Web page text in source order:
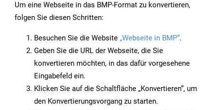
Um eine Webseite in das BMP-Format zu konvertieren,
folgen Sie diesen Schritten:
Besuchen Sie die Website „Webseite in BMP“.
Geben Sie die URL der Webseite, die Sie
konvertieren möchten, in das dafür vorgesehene
Eingabefeld ein.
Klicken Sie auf die Schaltfläche „Konvertieren“, um
den Konvertierungsvorgang zu starten.